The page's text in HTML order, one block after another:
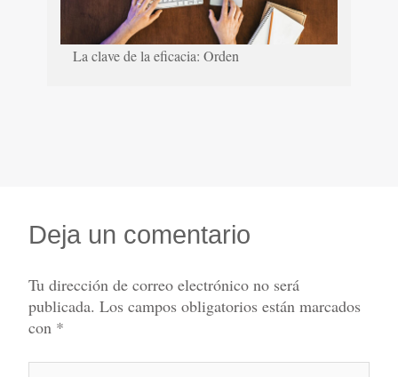
La clave de la eficacia: Orden
Deja un comentario
Tu dirección de correo electrónico no será
publicada. Los campos obligatorios están marcados
con *